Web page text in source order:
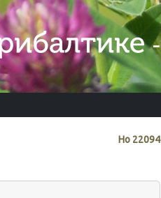
Нo 22094